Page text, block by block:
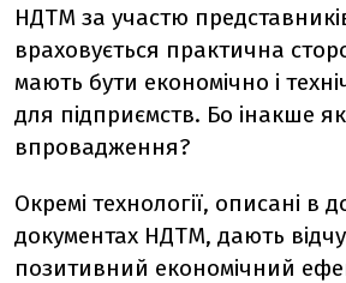
НДТМ за участю
враховується практична
мають бути економічно і
для підприємств. Бо інакше
впровадження?
Окремі технології, описані в
документах НДТМ, дають
позитивний економічний